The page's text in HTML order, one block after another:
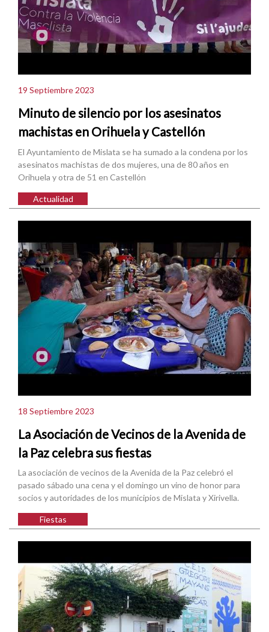
19 Septiembre 2023
Minuto de silencio por los asesinatos
machistas en Orihuela y Castellón
El Ayuntamiento de Mislata se ha sumado a la condena por los
asesinatos machistas de dos mujeres, una de 80 años en
Orihuela y otra de 51 en Castellón
Actualidad
18 Septiembre 2023
La Asociación de Vecinos de la Avenida de
la Paz celebra sus fiestas
La asociación de vecinos de la Avenida de la Paz celebró el
pasado sábado una cena y el domingo un vino de honor para
socios y autoridades de los municipios de Mislata y Xirivella.
Fiestas